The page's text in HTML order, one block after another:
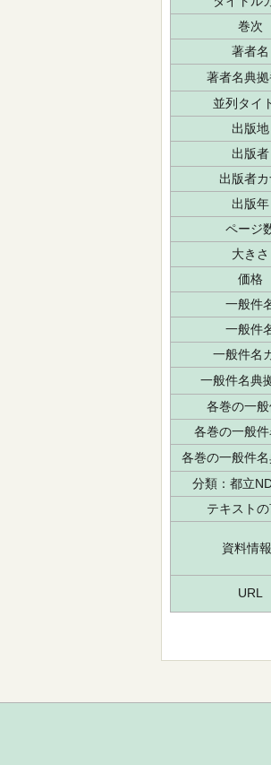
巻次
著者名
著者名典
並列タイ
出版地
出版者
出版者カ
出版年
ページ
大きさ
価格
一般件
一般件
一般件名
一般件名典
各巻の一般
各巻の一般
各巻の一般件
分類：都立
テキスト
資料情
URL